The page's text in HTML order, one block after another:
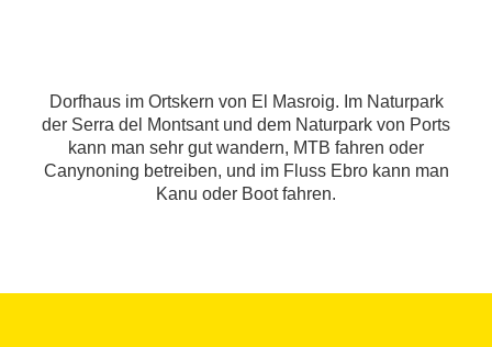
Dorfhaus im Ortskern von El Masroig. Im Naturpark
der Serra del Montsant und dem Naturpark von Ports
kann man sehr gut wandern, MTB fahren oder
Canynoning betreiben, und im Fluss Ebro kann man
Kanu oder Boot fahren.